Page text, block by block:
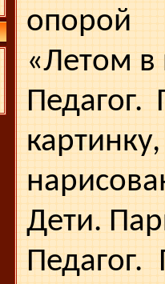
опорой
«Летом в
Педагог.
Дети.